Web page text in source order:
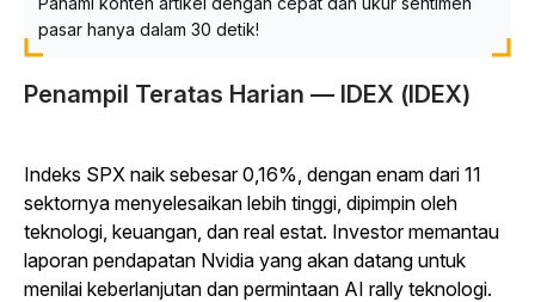
pasar hanya dalam 30 detik!
Penampil Teratas Harian — IDEX (IDEX)
Indeks SPX naik sebesar 0,16%, dengan enam dari 11
sektornya menyelesaikan lebih tinggi, dipimpin oleh
teknologi, keuangan, dan real estat. Investor memantau
laporan pendapatan Nvidia yang akan datang untuk
menilai keberlanjutan dan permintaan AI rally teknologi.